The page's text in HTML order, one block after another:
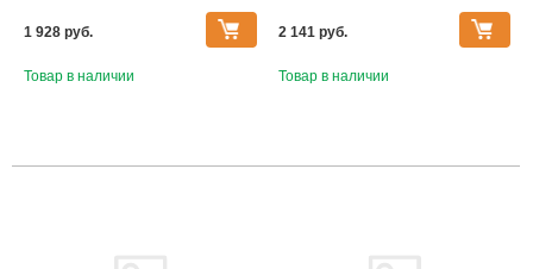
1 928 pуб.
Товар в наличии
2 141 pуб.
Товар в наличии